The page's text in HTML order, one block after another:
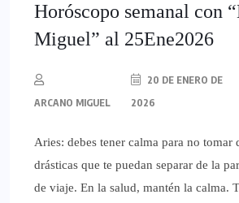
Horóscopo semanal con
Miguel” al 25Ene2026
ARCANO MIGUEL
20 DE ENERO DE
2026
Aries: debes tener calma para no tomar
drásticas que te puedan separar de la
de viaje. En la salud, mantén la calma.